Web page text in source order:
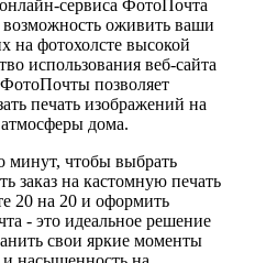
сервиса ФотоПочта
оживить ваши
на фотохолсте высокой
использования веб-сайта
позволяет
печать изображений на
дома.
минут, чтобы выбрать
заказ на кастомную печать
20 на 20 и оформить
- это идеальное решение
свои яркие моменты